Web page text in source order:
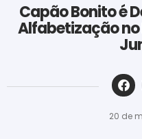
Capão Bonito é
Alfabetização
20 de